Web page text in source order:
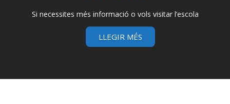
Si necessites més informació o vols visitar l’escola
LLEGIR MÉS